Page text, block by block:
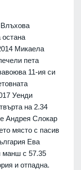
остана
Микаела
пета
11-ия си
Уенди
на 2.34
Андрея Слокар
място с пасив
Ева
манш с 57.35
и отпадна.